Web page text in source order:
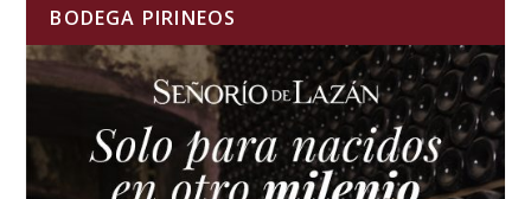
BODEGA PIRINEOS